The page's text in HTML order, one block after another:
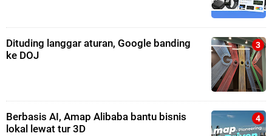
Dituding langgar aturan, Google banding
ke DOJ
Berbasis AI, Amap Alibaba bantu bisnis
lokal lewat tur 3D